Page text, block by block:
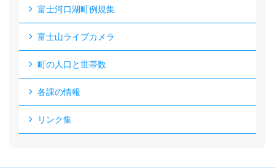
富士河口湖町例規集
富士山ライブカメラ
町の人口と世帯数
各課の情報
リンク集